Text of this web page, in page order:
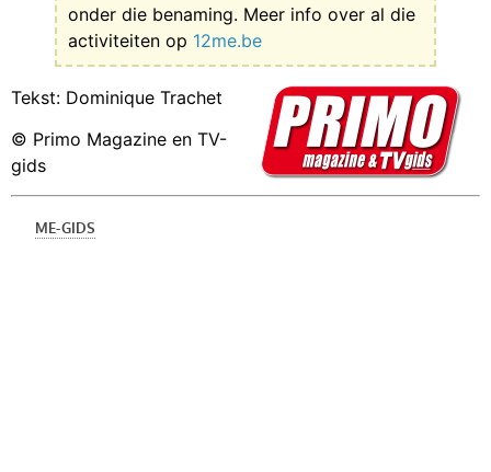
onder die benaming. Meer info over al die
activiteiten op 12me.be
Tekst: Dominique Trachet
© Primo Magazine en TV-
gids